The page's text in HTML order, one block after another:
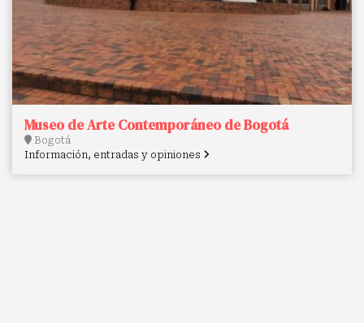
Museo de Arte Contemporáneo de Bogotá
Bogotá
Información, entradas y opiniones